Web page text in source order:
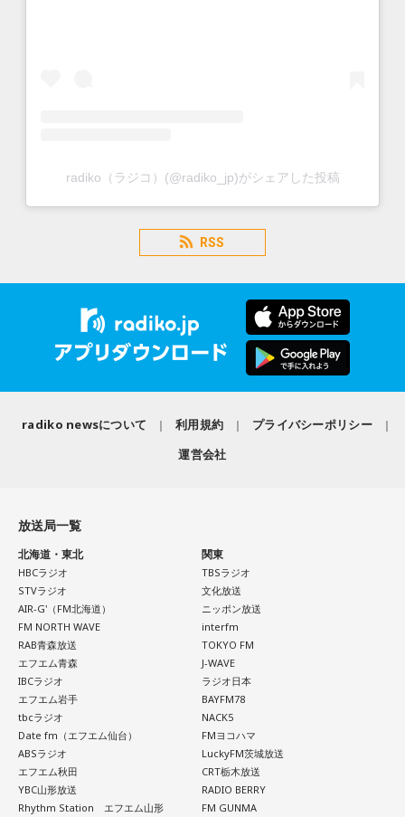
radiko（ラジコ）(@radiko_jp)がシェアした投稿
RSS
radiko newsについて 利用規約
プライバシーポリシー
運営会社
放送局一覧
北海道・東北
HBCラジオ
STVラジオ
AIR-G'（FM北海道）
FM NORTH WAVE
RAB青森放送
エフエム青森
IBCラジオ
エフエム岩手
tbcラジオ
Date fm（エフエム仙台）
ABSラジオ
エフエム秋田
YBC山形放送
Rhythm Station エフエム山形
関東
TBSラジオ
文化放送
ニッポン放送
interfm
TOKYO FM
J-WAVE
ラジオ日本
BAYFM78
NACK5
FMヨコハマ
LuckyFM茨城放送
CRT栃木放送
RADIO BERRY
FM GUNMA